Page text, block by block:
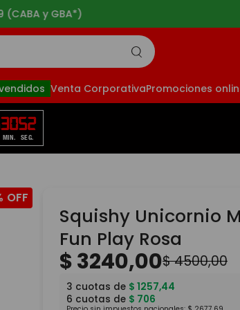
y GBA*)
Venta CorporativaPromociones
30
MIN.
51
SEG.
Squishy Unicornio
Fun Play Rosa
$3240,00$4500,00
3 cuotas de $ 1257,44
6 cuotas de $ 706